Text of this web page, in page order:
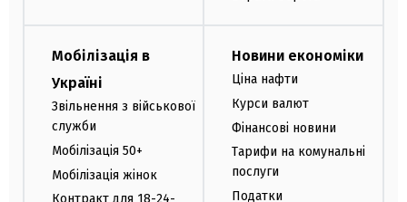
Мобілізація в
Україні
Звільнення з військової
служби
Мобілізація 50+
Мобілізація жінок
Новини економіки
Ціна нафти
Курси валют
Фінансові новини
Тарифи на комунальні
послуги
Податки